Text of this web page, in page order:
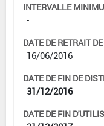
INTERVALLE
-
DATE DE RETRAIT
16/06/2016
DATE DE FIN DE
31/12/2016
DATE DE FIN